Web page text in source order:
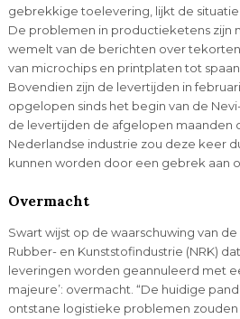
gebrekkige toelevering, lijkt de situatie
De problemen in productieketens zijn
wemelt van de berichten over
van microchips en printplaten tot
Bovendien zijn de levertijden in
opgelopen sinds het begin van de
de levertijden de afgelopen maanden
Nederlandse industrie zou deze keer
kunnen worden door een gebrek aan
Overmacht
Swart wijst op de waarschuwing van
Rubber- en Kunststofindustrie (NRK)
leveringen worden geannuleerd met
majeure’: overmacht. “De huidige
ontstane logistieke problemen zouden